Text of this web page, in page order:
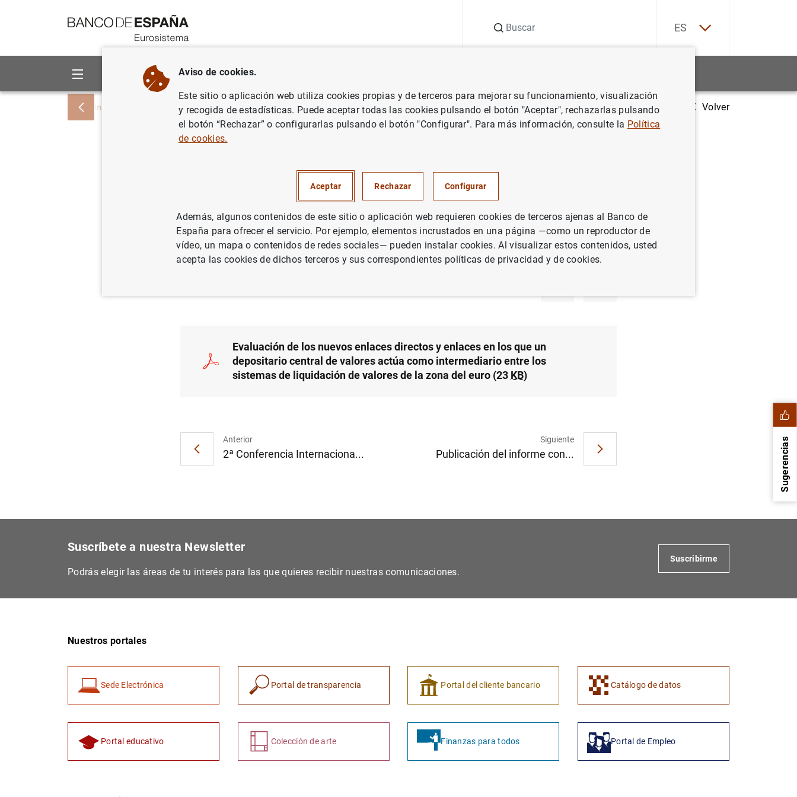
ES
Sobre el Banco Áreas de actuación
Inicio Noticias y eventos Noticias del Banco Central Europeo Notas de prensa del Banco Central Europeo Evaluación de los nuevos enlaces directos y enlaces en los que un
Volver
enlaces en los que un depositario central de
valores actúa como intermediario entre los
sistemas de liquidación de valores de la zona del
euro
Evaluación de los nuevos enlaces directos y enlaces en los que un
depositario central de valores actúa como intermediario entre los
sistemas de liquidación de valores de la zona del euro (23 KB)
Anterior
2ª Conferencia Internaciona...
Siguiente
Publicación del informe con... Sugerencias
Suscríbete a nuestra Newsletter
Podrás elegir las áreas de tu interés para las que quieres recibir nuestras comunicaciones.
Suscribirme
Nuestros portales
Sede Electrónica Portal de transparencia Portal del cliente bancario Catálogo de datos
Portal educativo Colección de arte Finanzas para todos Portal de Empleo
Aviso de cookies.
Este sitio o aplicación web utiliza cookies propias y de terceros para mejorar su funcionamiento, visualización
y recogida de estadísticas. Puede aceptar todas las cookies pulsando el botón "Aceptar", rechazarlas pulsando
el botón “Rechazar” o configurarlas pulsando el botón "Configurar". Para más información, consulte la Política
de cookies.
Aceptar Rechazar Configurar
Además, algunos contenidos de este sitio o aplicación web requieren cookies de terceros ajenas al Banco de
España para ofrecer el servicio. Por ejemplo, elementos incrustados en una página —como un reproductor de
vídeo, un mapa o contenidos de redes sociales— pueden instalar cookies. Al visualizar estos contenidos, usted
acepta las cookies de dichos terceros y sus correspondientes políticas de privacidad y de cookies.